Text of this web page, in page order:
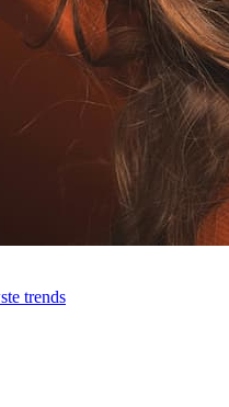
trends